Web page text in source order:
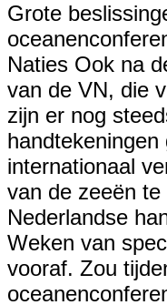
Grote
Naties Ook na
van de VN, die
zijn er nog
internationaal
van de zeeën
Nederlandse
Weken van
vooraf. Zou